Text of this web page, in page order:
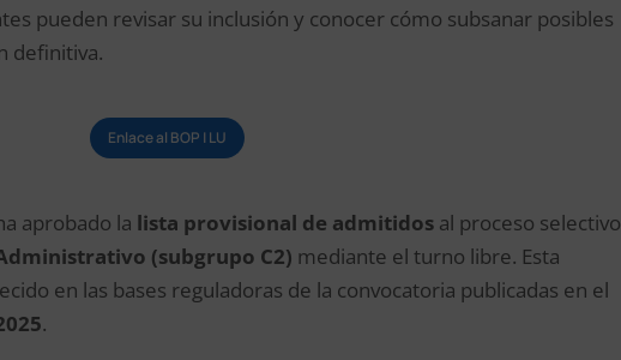
pueden revisar su inclusión y conocer cómo subsanar posibles
definitiva.
Enlace al BOP | LU
aprobado la lista provisional de admitidos al proceso selectivo
(subgrupo C2) mediante el turno libre. Esta
en las bases reguladoras de la convocatoria publicadas en el
.